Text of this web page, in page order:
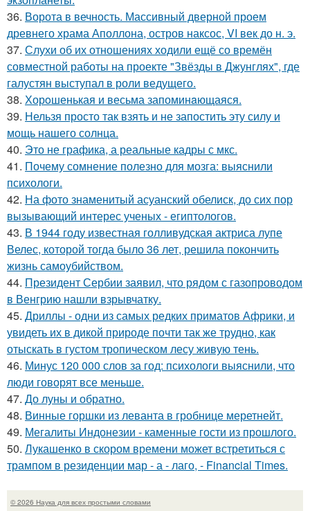
36. Ворота в вечность. Массивный дверной проем
древнего храма Аполлона, остров наксос, VI век до н. э.
37. Слухи об их отношениях ходили ещё со времён
совместной работы на проекте "Звёзды в Джунглях", где
галустян выступал в роли ведущего.
38. Хорoшенькая и весьма запоминaющаяся.
39. Нельзя просто так взять и не запостить эту силу и
мощь нашего солнца.
40. Это не графика, а реальные кадры с мкс.
41. Почему сомнение полезно для мозга: выяснили
психологи.
42. На фото знаменитый асуанский обелиск, до сих пор
вызывающий интерес ученых - египтологов.
43. В 1944 году известная голливудская актриса лупе
Велес, которой тогда было 36 лет, решила покончить
жизнь самоубийством.
44. Президент Сербии заявил, что рядом с газопроводом
в Венгрию нашли взрывчатку.
45. Дриллы - одни из самых редких приматов Африки, и
увидеть их в дикой природе почти так же трудно, как
отыскать в густом тропическом лесу живую тень.
46. Минус 120 000 слов за год: психологи выяснили, что
люди говорят все меньше.
47. До луны и обратно.
48. Винные горшки из леванта в гробнице меретнейт.
49. Мегалиты Индонезии - каменные гости из прошлого.
50. Лукашенко в скором времени может встретиться с
трампом в резиденции мар - а - лаго, - Financial Times.
© 2026 Наука для всех простыми словами